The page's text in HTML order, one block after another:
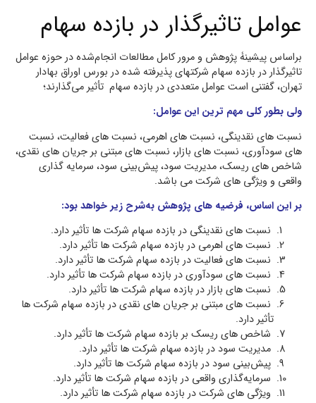
عوامل تاثیرگذار در بازده سهام
براساس پیشینۀ پژوهش و مرور کامل مطالعات انجام‌شده در حوزه عوامل
تاثیرگذار در بازده سهام شرکت‏های پذیرفته‌ شده در بورس اوراق بهادار
تهران، گفتنی است عوامل متعددی در بازده سهام تأثیر می‌گذارند؛
ولی بطور کلی مهم ‏ترین این عوامل:
نسبت‏ های نقدینگی، نسبت‏ های اهرمی، نسبت‏ های فعالیت، نسبت‏
های سودآوری، نسبت‏ های بازار، نسبت‏ های مبتنی بر جریان ‏های نقدی،
شاخص ‏های ریسک، مدیریت سود، پیش‌بینی سود، سرمایه ‏گذاری
واقعی و ویژگی ‏های شرکت می باشد.
بر این اساس، فرضیه ‏های پژوهش به‌شرح زیر خواهد بود:
نسبت‏ های نقدینگی در بازده سهام شرکت‏ ها تأثیر دارد.
نسبت‏ های اهرمی در بازده سهام شرکت ‏ها تأثیر دارد.
نسبت‏ های فعالیت در بازده سهام شرکت ها تأثیر دارد.
نسبت‏ های سودآوری در بازده سهام شرکت ‏ها تأثیر دارد.
نسبت‏ های بازار در بازده سهام شرکت‏ ها تأثیر دارد.
نسبت‏ های مبتنی بر جریان‏ های نقدی در بازده سهام شرکت ‏ها
تأثیر دارد.
شاخص‏ های ریسک بر بازده سهام شرکت‏ ها تأثیر دارد.
مدیریت سود در بازده سهام شرکت‏ ها تأثیر دارد.
پیش‌بینی سود در بازده سهام شرکت‏ ها تأثیر دارد.
سرمایه‌گذاری واقعی در بازده سهام شرکت‏ ها تأثیر دارد.
ویژگی ‏های شرکت در بازده سهام شرکت ‏ها تأثیر دارد.